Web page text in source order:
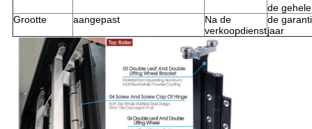
de
Grootte
aangepast
Na de
verkoopdienst
de
jaar